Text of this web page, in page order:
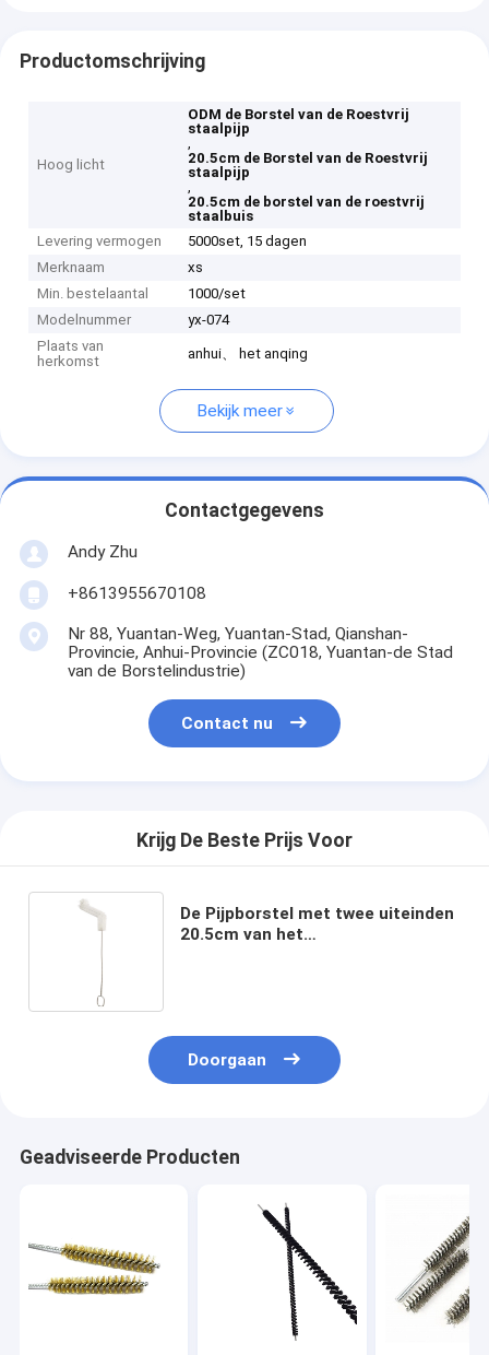
Productomschrijving
Hoog licht
ODM de Borstel van de Roestvrij
staalpijp
,
20.5cm de Borstel van de Roestvrij
staalpijp
,
20.5cm de borstel van de roestvrij
staalbuis
Levering vermogen
5000set, 15 dagen
Merknaam
xs
Min. bestelaantal
1000/set
Modelnummer
yx-074
Plaats van
herkomst
anhui、 het anqing
Bekijk meer
Contactgegevens
Andy Zhu
+8613955670108
Nr 88, Yuantan-Weg, Yuantan-Stad, Qianshan-
Provincie, Anhui-Provincie (ZC018, Yuantan-de Stad
van de Borstelindustrie)
Contact nu
Krijg De Beste Prijs Voor
De Pijpborstel met twee uiteinden
20.5cm van het
Doorgaan
Geadviseerde Producten